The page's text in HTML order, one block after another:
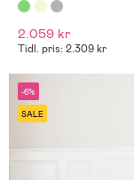
2.059 kr
Tidl. pris: 2.309 kr
-6%
SALE